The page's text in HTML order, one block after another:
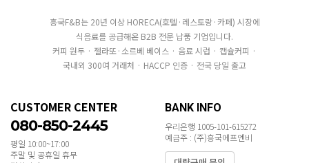
흥국F&B는 20년 이상 HORECA(호텔·레스토랑·카페) 시장에
식음료를 공급해온 B2B 전문 납품 기업입니다.
커피 원두 · 젤라또·소르베 베이스 · 음료 시럽 · 캡슐커피 ·
국내외 300여 거래처 · HACCP 인증 · 전국 당일 출고
CUSTOMER CENTER
080-850-2445
평일 10:00~17:00
주말 및 공휴일 휴무
BANK INFO
우리은행 1005-101-615272
예금주 : (주)흥국에프엔비